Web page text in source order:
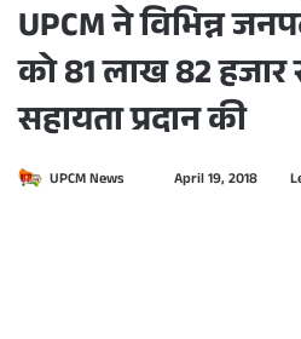
UPCM ने विभिन्न
को 81 लाख 82
सहायता प्रदान की
UPCM News April 19, 2018